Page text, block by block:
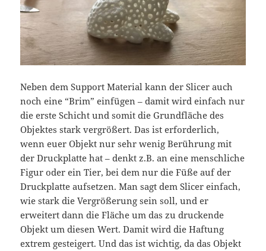
Neben dem Support Material kann der Slicer auch
noch eine “Brim” einfügen – damit wird einfach nur
die erste Schicht und somit die Grundfläche des
Objektes stark vergrößert. Das ist erforderlich,
wenn euer Objekt nur sehr wenig Berührung mit
der Druckplatte hat – denkt z.B. an eine menschliche
Figur oder ein Tier, bei dem nur die Füße auf der
Druckplatte aufsetzen. Man sagt dem Slicer einfach,
wie stark die Vergrößerung sein soll, und er
erweitert dann die Fläche um das zu druckende
Objekt um diesen Wert. Damit wird die Haftung
extrem gesteigert. Und das ist wichtig, da das Objekt